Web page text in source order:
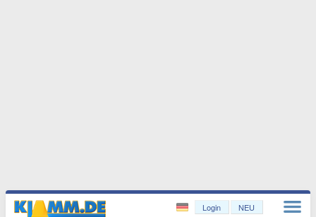
Login NEU